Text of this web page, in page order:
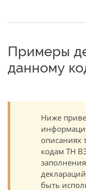
Примеры
данному
Ниже
описаниях
кодам ТН
быть